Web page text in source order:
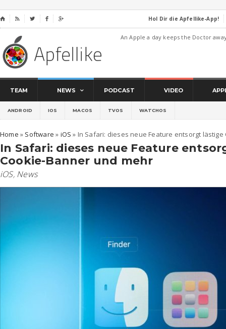
⌂     Hol Dir die Apfellike-App!
An Apple a day keeps the Doctor
TEAM NEWS PODCAST VIDEO
ANDROID IOS MACOS TVOS WATCHOS
Home » Software » iOS » In Safari: dieses neue Feature entsorgt
In Safari: dieses neue Feature
Cookie-Banner und mehr
iOS, News